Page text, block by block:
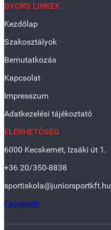
GYORS LINKEK
Kezdőlap
Szakosztályok
Bemutatkozás
Kapcsolat
Impresszum
Adatkezelési tájékoztató
ELÉRHETŐSÉG
6000 Kecskemét, Izsáki út 1.
+36 20/350-8838
sportiskola@juniorsportkft.hu
Facebook